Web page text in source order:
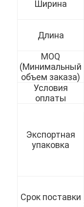
Домой
Видеозаписи
Ширина
Длина
MOQ
(Минимальный
объем заказа)
Условия
оплаты
Экспортная
упаковка
Срок поставки